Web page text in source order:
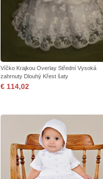
Víčko Krajkou Overlay Střední Vysoká
zahrnuty Dlouhý Křest šaty
€ 114,02